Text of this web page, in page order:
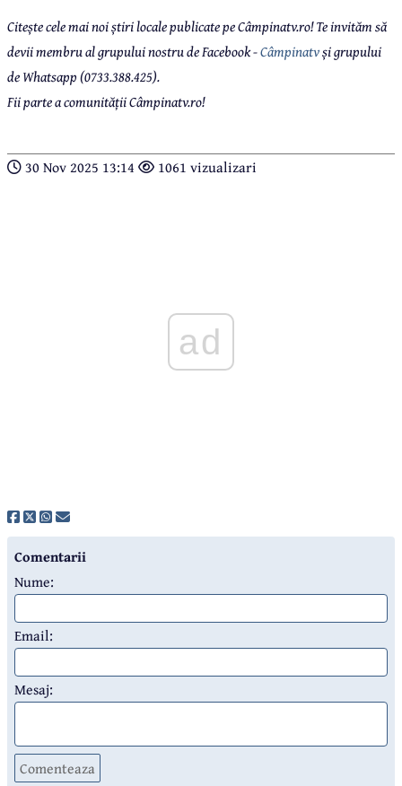
Citește cele mai noi știri locale publicate pe Câmpinatv.ro! Te invităm să
devii membru al grupului nostru de Facebook -Câmpinatvși grupului
de Whatsapp (0733.388.425).
Fii parte a comunității Câmpinatv.ro!
30 Nov 2025 13:14 1061 vizualizari
ad
Comentarii
Nume:
Email:
Mesaj:
Comenteaza